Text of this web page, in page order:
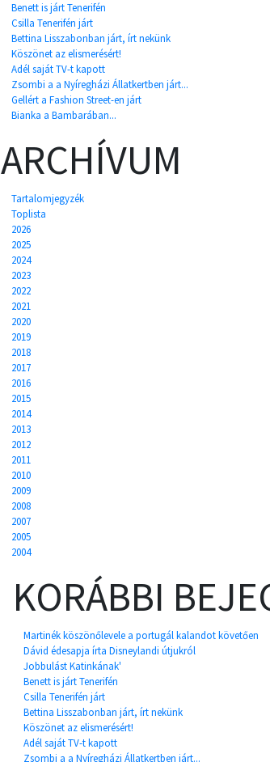
Benett is járt Tenerifén
Csilla Tenerifén járt
Bettina Lisszabonban járt, írt nekünk
Köszönet az elismerésért!
Adél saját TV-t kapott
Zsombi a a Nyíregházi Állatkertben járt...
Gellért a Fashion Street-en járt
Bianka a Bambarában...
ARCHÍVUM
Tartalomjegyzék
Toplista
2026
2025
2024
2023
2022
2021
2020
2019
2018
2017
2016
2015
2014
2013
2012
2011
2010
2009
2008
2007
2005
2004
KORÁBBI
Martinék köszönőlevele a portugál kalandot követően
Dávid édesapja írta Disneylandi útjukról
Jobbulást Katinkának'
Benett is járt Tenerifén
Csilla Tenerifén járt
Bettina Lisszabonban járt, írt nekünk
Köszönet az elismerésért!
Adél saját TV-t kapott
Zsombi a a Nyíregházi Állatkertben járt...